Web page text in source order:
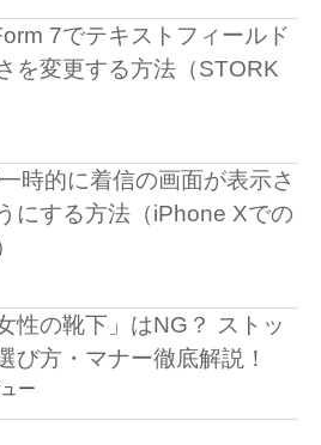
7でテキストフィールド
を変更する方法（STORK
時的に着信の画面が表示さ
にする方法（iPhone Xでの
性の靴下」はNG？ ストッ
び方・マナー徹底解説！
ー